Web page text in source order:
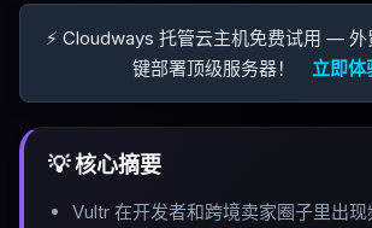
⚡ Cloudways 托管云主机免费试用 —
键部署顶级服务器！
立即
💡 核心摘要
Vultr 在开发者和跨境卖家圈子里出现